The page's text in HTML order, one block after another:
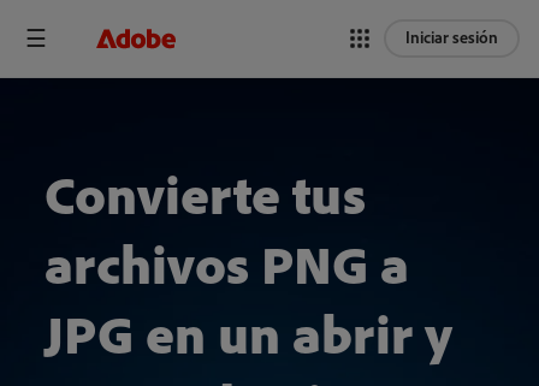
Iniciar sesión
Convierte tus
archivos PNG a
JPG en un abrir y